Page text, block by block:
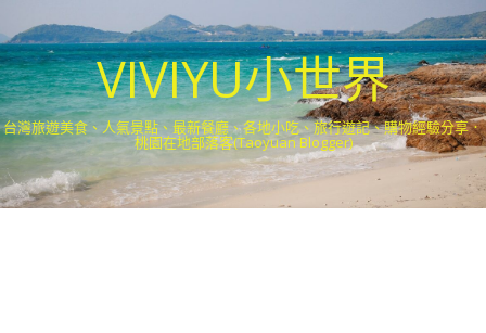
VIVIYU小世界
台灣旅遊美食、人氣景點、最新餐廳、各地小吃、旅行遊記、購物經驗分享．
桃園在地部落客(Taoyuan Blogger)